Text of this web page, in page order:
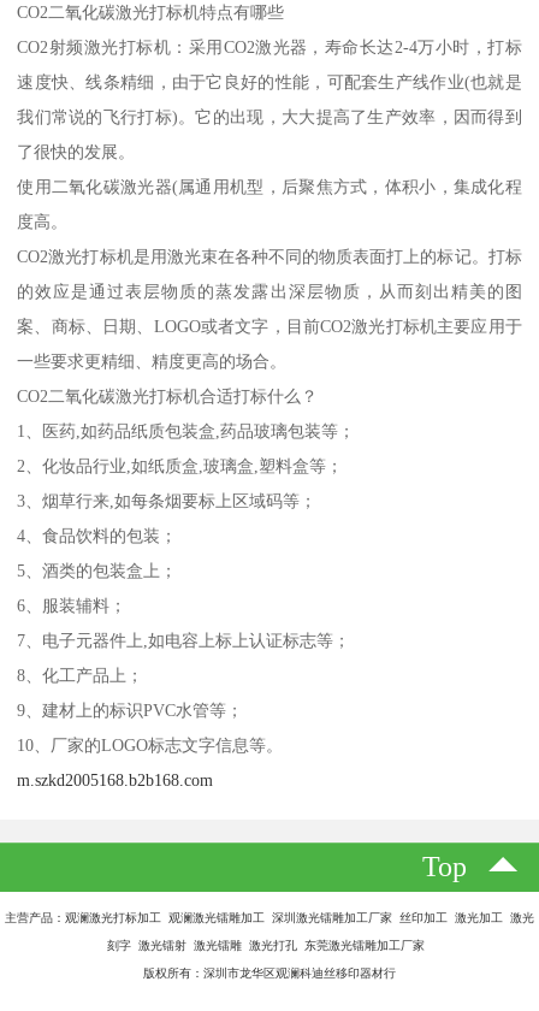
CO2二氧化碳激光打标机特点有哪些
CO2射频激光打标机：采用CO2激光器，寿命长达2-4万小时，打标
速度快、线条精细，由于它良好的性能，可配套生产线作业(也就是
我们常说的飞行打标)。它的出现，大大提高了生产效率，因而得到
了很快的发展。
使用二氧化碳激光器(属通用机型，后聚焦方式，体积小，集成化程
度高。
CO2激光打标机是用激光束在各种不同的物质表面打上的标记。打标
的效应是通过表层物质的蒸发露出深层物质，从而刻出精美的图
案、商标、日期、LOGO或者文字，目前CO2激光打标机主要应用于
一些要求更精细、精度更高的场合。
CO2二氧化碳激光打标机合适打标什么？
1、医药,如药品纸质包装盒,药品玻璃包装等；
2、化妆品行业,如纸质盒,玻璃盒,塑料盒等；
3、烟草行来,如每条烟要标上区域码等；
4、食品饮料的包装；
5、酒类的包装盒上；
6、服装辅料；
7、电子元器件上,如电容上标上认证标志等；
8、化工产品上；
9、建材上的标识PVC水管等；
10、厂家的LOGO标志文字信息等。
m.szkd2005168.b2b168.com
Top
主营产品：观澜激光打标加工 观澜激光镭雕加工 深圳激光镭雕加工厂家 丝印加工 激光加工 激光
刻字 激光镭射 激光镭雕 激光打孔 东莞激光镭雕加工厂家
版权所有：深圳市龙华区观澜科迪丝移印器材行